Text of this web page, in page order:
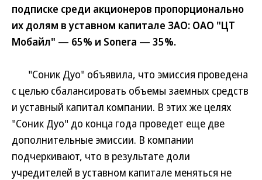
подписке среди акционеров пропорционально
их долям в уставном капитале ЗАО: ОАО "ЦТ
Мобайл" — 65% и Sonera — 35%.
"Соник Дуо" объявила, что эмиссия проведена
с целью сбалансировать объемы заемных средств
и уставный капитал компании. В этих же целях
"Соник Дуо" до конца года проведет еще две
дополнительные эмиссии. В компании
подчеркивают, что в результате доли
учредителей в уставном капитале меняться не